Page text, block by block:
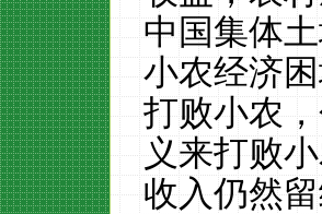
中国集体
小农经济
打败小农
义来打败
收入仍然